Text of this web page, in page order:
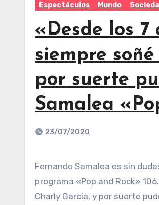
Espectáculos Mundo
«Desde los
siempre
por suerte
Samalea
23/07/2020
Fernando Samalea es sin dudas, uno de los mejores bateristas del pais, y esta mañana dialogo en Exclusivo para Tucuman, con Miguel Coronel en el
programa «Pop and Rock»
Charly Garcia, y por suerte